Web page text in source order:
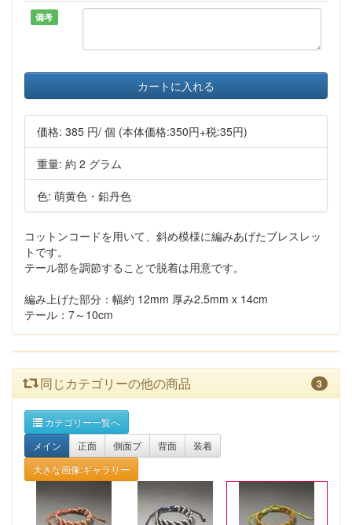
備考
カートに入れる
価格: 385 円/ 個 (本体価格:350円+税:35円)
重量: 約 2 グラム
色: 萌黄色・鉛丹色
コットンコードを用いて、斜め模様に編みあげたブレスレッ
トです。
テール部を調節することで脱着は用意です。
編み上げた部分：幅約 12mm 厚み2.5mm x 14cm
テール：7～10cm
同じカテゴリーの他の商品 3
カテゴリー一覧へ
メイン
正面 側面プ 背面
装着
大きな画像:ギャラリー